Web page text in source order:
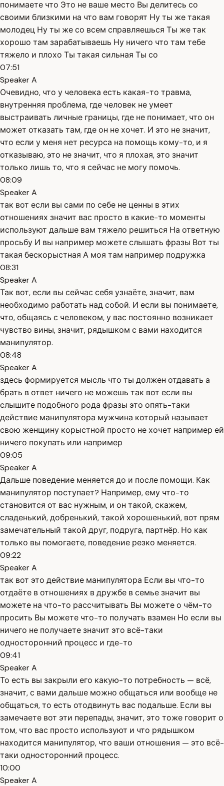
понимаете что Это не ваше место Вы делитесь со
своими близкими на что вам говорят Ну ты же такая
молодец Ну ты же со всем справляешься Ты же так
хорошо там зарабатываешь Ну ничего что там тебе
тяжело и плохо Ты такая сильная Ты со
07:51
Speaker A
Очевидно, что у человека есть какая-то травма,
внутренняя проблема, где человек не умеет
выстраивать личные границы, где не понимает, что он
может отказать там, где он не хочет. И это не значит,
что если у меня нет ресурса на помощь кому-то, и я
отказываю, это не значит, что я плохая, это значит
только лишь то, что я сейчас не могу помочь.
08:09
Speaker A
так вот если вы сами по себе не ценны в этих
отношениях значит вас просто в какие-то моменты
используют дальше вам тяжело решиться На ответную
просьбу И вы например можете слышать фразы Вот ты
такая бескорыстная А моя там например подружка
08:31
Speaker A
Так вот, если вы сейчас себя узнаёте, значит, вам
необходимо работать над собой. И если вы понимаете,
что, общаясь с человеком, у вас постоянно возникает
чувство вины, значит, рядышком с вами находится
манипулятор.
08:48
Speaker A
здесь формируется мысль что ты должен отдавать а
брать в ответ ничего не можешь так вот если вы
слышите подобного рода фразы это опять-таки
действие манипулятора мужчина который называет
свою женщину корыстной просто не хочет например ей
ничего покупать или например
09:05
Speaker A
Дальше поведение меняется до и после помощи. Как
манипулятор поступает? Например, ему что-то
становится от вас нужным, и он такой, скажем,
сладенький, добренький, такой хорошенький, вот прям
замечательный такой друг, подруга, партнёр. Но как
только вы помогаете, поведение резко меняется.
09:22
Speaker A
так вот это действие манипулятора Если вы что-то
отдаёте в отношениях в дружбе в семье значит вы
можете на что-то рассчитывать Вы можете о чём-то
просить Вы можете что-то получать взамен Но если вы
ничего не получаете значит это всё-таки
односторонний процесс и где-то
09:41
Speaker A
То есть вы закрыли его какую-то потребность — всё,
значит, с вами дальше можно общаться или вообще не
общаться, то есть отодвинуть вас подальше. Если вы
замечаете вот эти перепады, значит, это тоже говорит о
том, что вас просто используют и что рядышком
находится манипулятор, что ваши отношения — это всё-
таки односторонний процесс.
10:00
Speaker A